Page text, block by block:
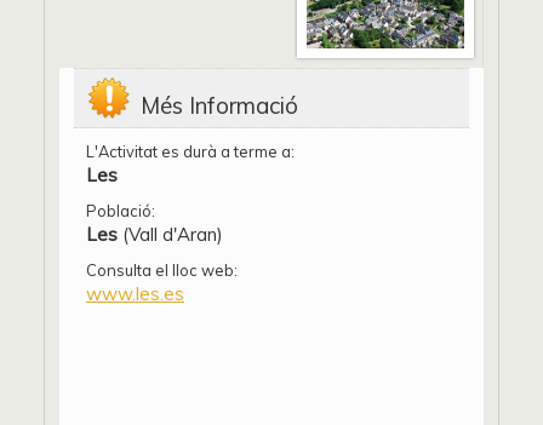
Més Informació
L'Activitat es durà a terme a:
Les
Població:
Les (Vall d'Aran)
Consulta el lloc web:
www.les.es